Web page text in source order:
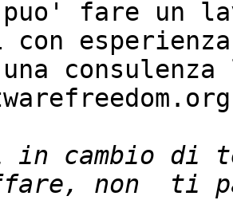
puo' fare un
con